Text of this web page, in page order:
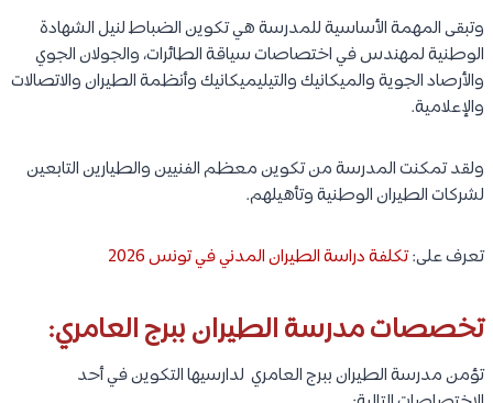
وتبقى المهمة الأساسية للمدرسة هي تكوين الضباط لنيل الشهادة
الوطنية لمهندس في اختصاصات سياقة الطائرات، والجولان الجوي
والأرصاد الجوية والميكانيك والتيليميكانيك وأنظمة الطيران والاتصالات
والإعلامية.
ولقد تمكنت المدرسة من تكوين معظم الفنيين والطيارين التابعين
لشركات الطيران الوطنية وتأهيلهم.
تعرف على:تكلفة دراسة الطيران المدني في تونس 2026
تخصصات مدرسة الطيران ببرج العامري:
تؤمن مدرسة الطيران ببرج العامري لدارسيها التكوين في أحد